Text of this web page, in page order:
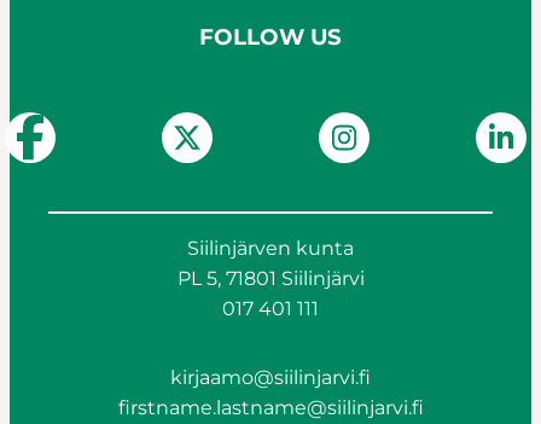
FOLLOW US
Siilinjärven kunta
PL 5, 71801 Siilinjärvi
017 401 111
kirjaamo@siilinjarvi.fi
firstname.lastname@siilinjarvi.fi